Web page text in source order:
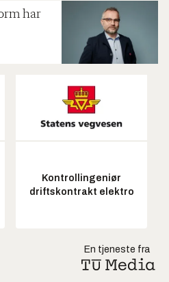
har
Kontrollingeniør
driftskontrakt elektro
En tjeneste fra